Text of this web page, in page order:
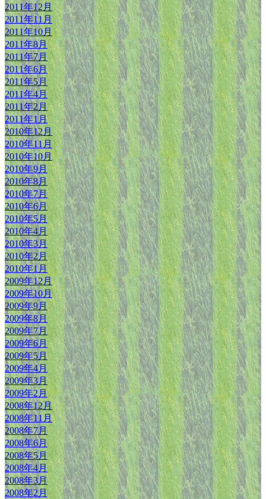
2011年12月
2011年11月
2011年10月
2011年8月
2011年7月
2011年6月
2011年5月
2011年4月
2011年2月
2011年1月
2010年12月
2010年11月
2010年10月
2010年9月
2010年8月
2010年7月
2010年6月
2010年5月
2010年4月
2010年3月
2010年2月
2010年1月
2009年12月
2009年10月
2009年9月
2009年8月
2009年7月
2009年6月
2009年5月
2009年4月
2009年3月
2009年2月
2008年12月
2008年11月
2008年7月
2008年6月
2008年5月
2008年4月
2008年3月
2008年2月